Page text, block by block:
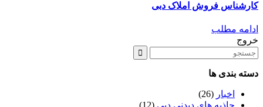
کارشناس فروش املاک دبی
ادامه مطلب
خروج
دسته بندی ها
اخبار (26)
جاذبه های دیدنی دبی (12)